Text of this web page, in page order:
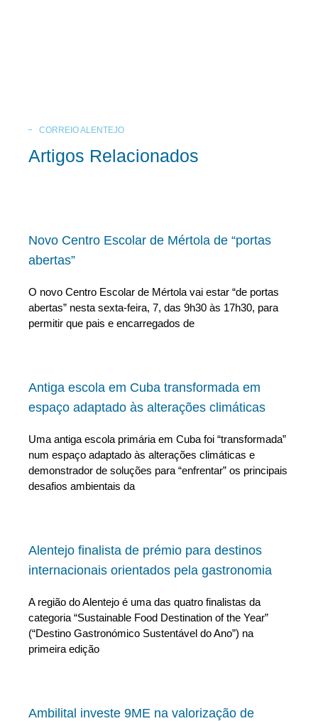
CORREIO ALENTEJO
Artigos Relacionados
Novo Centro Escolar de Mértola de “portas
abertas”
O novo Centro Escolar de Mértola vai estar “de portas
abertas” nesta sexta-feira, 7, das 9h30 às 17h30, para
permitir que pais e encarregados de
Antiga escola em Cuba transformada em
espaço adaptado às alterações climáticas
Uma antiga escola primária em Cuba foi “transformada”
num espaço adaptado às alterações climáticas e
demonstrador de soluções para “enfrentar” os principais
desafios ambientais da
Alentejo finalista de prémio para destinos
internacionais orientados pela gastronomia
A região do Alentejo é uma das quatro finalistas da
categoria “Sustainable Food Destination of the Year”
(“Destino Gastronómico Sustentável do Ano”) na
primeira edição
Ambilital investe 9ME na valorização de